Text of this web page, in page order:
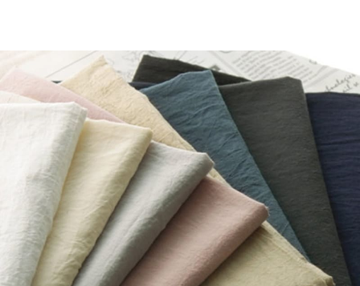
※詳しくはこちら
※詳しくはこちら